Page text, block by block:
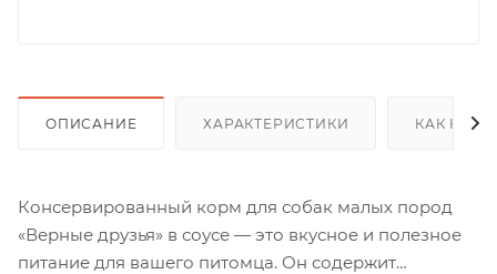
ОПИСАНИЕ ХАРАКТЕРИСТИКИ КАК
Консервированный корм для собак малых пород
«Верные друзья» в соусе — это вкусное и полезное
питание для вашего питомца. Он содержит